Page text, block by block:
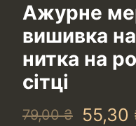
Ажурне
вишивка на
нитка на
сітці
79,00₴ 55,30